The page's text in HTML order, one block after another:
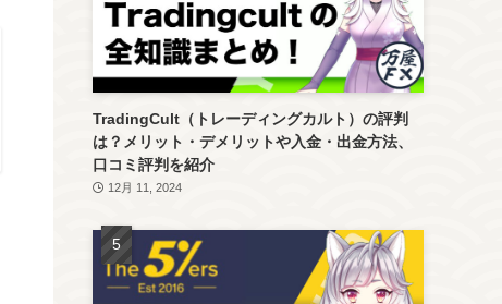
TradingCult（トレーディングカルト）の評判
は？メリット・デメリットや入金・出金方法、
口コミ評判を紹介
12月 11, 2024